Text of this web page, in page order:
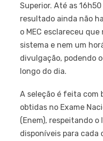
Superior. Até as
resultado ainda não
o MEC esclareceu
sistema e nem um
divulgação, podendo
longo do dia.
A seleção é feita com
obtidas no Exame
(Enem), respeitando
disponíveis para cada